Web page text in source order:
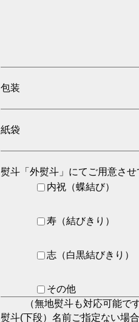
包装
紙袋
熨斗 「外熨斗」にてご用意さ
内祝（蝶結び）
寿（結びきり）
志（白黒結びきり）
その他
（無地熨斗も対応可能で
熨斗(下段）名前ご指定ない場